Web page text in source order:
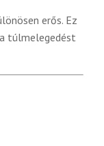
erős. Ez
túlmelegedést